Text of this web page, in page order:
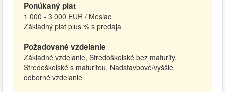
Ponúkaný plat
1 000 - 3 000 EUR / Mesiac
Základný plat plus % s predaja
Požadované vzdelanie
Základné vzdelanie, Stredoškolské bez maturity,
Stredoškolské s maturitou, Nadstavbové/vyššie
odborné vzdelanie